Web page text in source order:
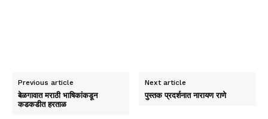
Previous article
बेळगावात मराठी भाषिकांकडून
कडकडीत हरताळ
Next article
पुस्तक प्रदर्शनात नारायण राणे